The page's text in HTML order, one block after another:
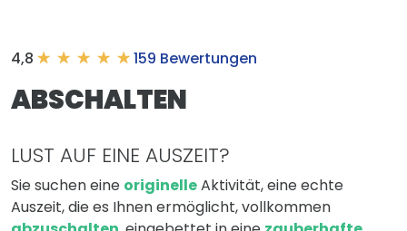
4,8 159 Bewertungen
ABSCHALTEN
LUST AUF EINE AUSZEIT?
Sie suchen eine originelleAktivität, eine echte
Auszeit, die es Ihnen ermöglicht, vollkommen